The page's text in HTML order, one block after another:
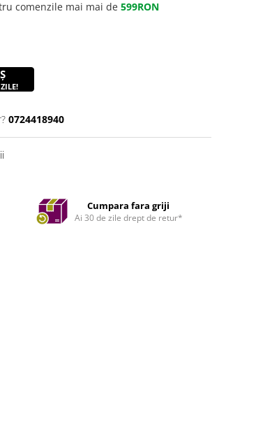
comenzile mai mai de 599RON
0724418940
Cumpara fara griji
Ai 30 de zile drept de retur*